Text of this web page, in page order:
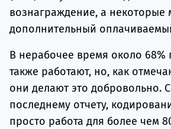
вознаграждение, а некоторые
дополнительный
В нерабочее время около 68%
также работают, но, как
они делают это добровольно.
последнему отчету,
просто работа для более чем